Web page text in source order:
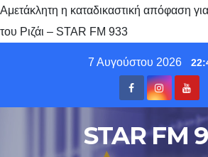
Αμετάκλητη η καταδικαστική απόφαση
του Ριζάι – STAR FM 933
7 Αυγούστου 2026
STAR FM